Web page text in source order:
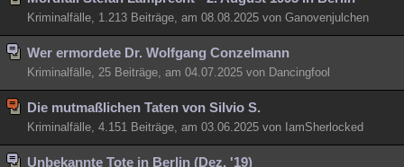
Kriminalfälle, 1.213 Beiträge, am 08.08.2025 von Ganovenjulchen
Wer ermordete Dr. Wolfgang Conzelmann
Kriminalfälle, 25 Beiträge, am 04.07.2025 von Dancingfool
Die mutmaßlichen Taten von Silvio S.
Kriminalfälle, 4.151 Beiträge, am 03.06.2025 von IamSherlocked
Unbekannte Tote in Berlin (Dez. '19)